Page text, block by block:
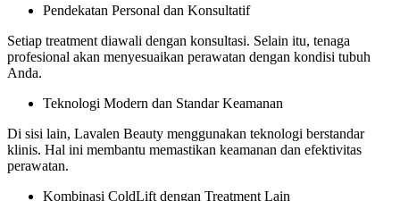
Pendekatan Personal dan Konsultatif
Setiap treatment diawali dengan konsultasi. Selain itu, tenaga
profesional akan menyesuaikan perawatan dengan kondisi tubuh
Anda.
Teknologi Modern dan Standar Keamanan
Di sisi lain, Lavalen Beauty menggunakan teknologi berstandar
klinis. Hal ini membantu memastikan keamanan dan efektivitas
perawatan.
Kombinasi ColdLift dengan Treatment Lain